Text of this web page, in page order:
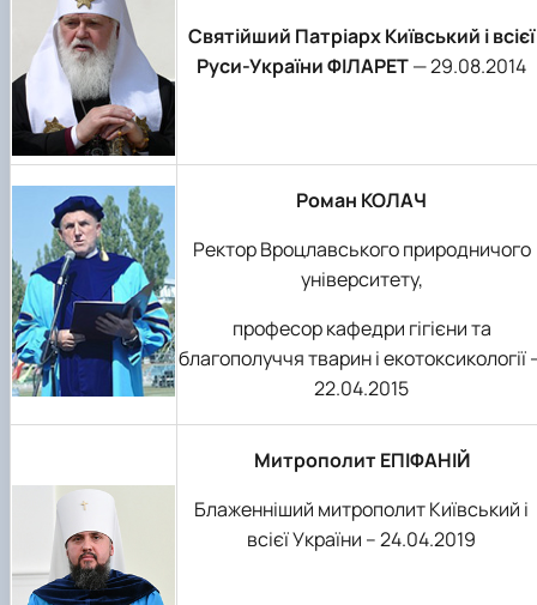
Святійший Патріарх Київський і всієї
Руси-України ФІЛАРЕТ— 29.08.2014
Роман КОЛАЧ
Ректор Вроцлавського природничого
університету,
професор кафедри гігієни та
благополуччя тварин і екотоксикології
22.04.2015
Митрополит ЕПІФАНІЙ
Блаженніший митрополит Київський і
всієї України – 24.04.2019